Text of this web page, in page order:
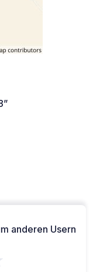
anderen Usern